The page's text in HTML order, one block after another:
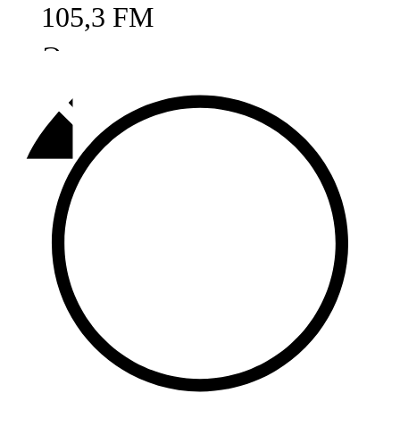
105,3 FM
Әлмәт
92,9 FM
Базарлы матак
107,1 FM
Балык бистәсе
104,9 FM
Баулы
107,5 FM
Биләр